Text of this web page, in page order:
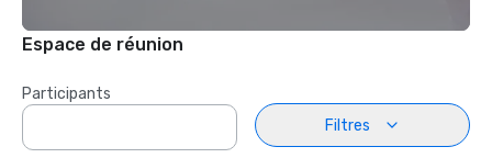
Espace de réunion
Participants
Filtres